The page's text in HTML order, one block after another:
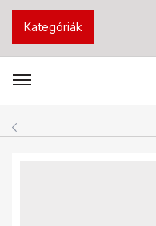
Kategóriák